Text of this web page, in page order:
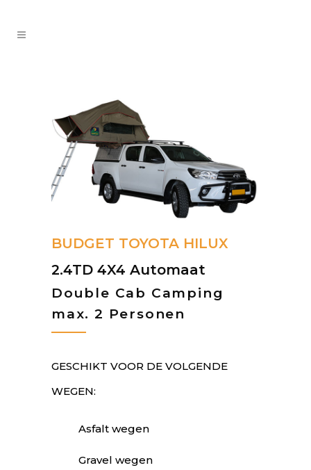
BUDGET TOYOTA HILUX
2.4TD 4X4 Automaat
Double Cab Camping
max. 2 Personen
GESCHIKT VOOR DE VOLGENDE
WEGEN:
Asfalt wegen
Gravel wegen